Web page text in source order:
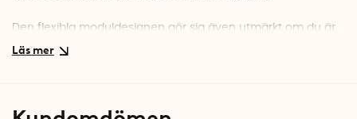
Den flexibla moduldesignen gör sig även utmärkt om du är
på resande fot. Genom att plocka ur dagens doseringsask
Texten på doseringsaskarna är på engelska.